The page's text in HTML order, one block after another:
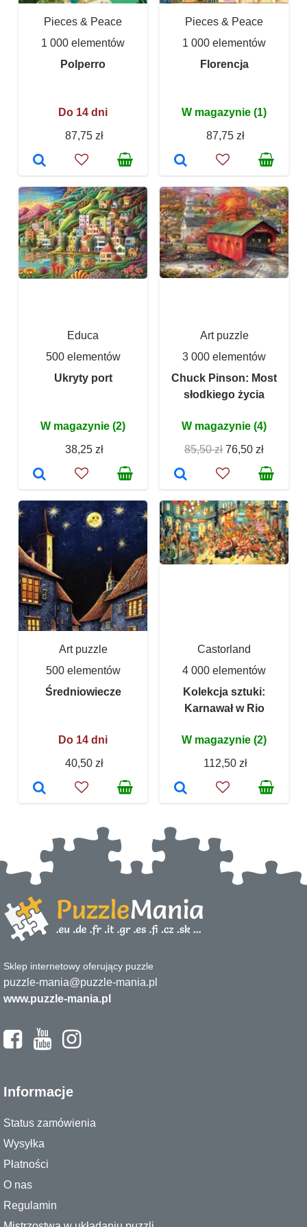
Pieces & Peace
1 000 elementów
Polperro
Do 14 dni
87,75 zł
Pieces & Peace
1 000 elementów
Florencja
W magazynie (1)
87,75 zł
Educa
500 elementów
Ukryty port
W magazynie (2)
38,25 zł
Art puzzle
3 000 elementów
Chuck Pinson: Most
słodkiego życia
W magazynie (4)
85,50 zł 76,50 zł
Art puzzle
500 elementów
Średniowiecze
Do 14 dni
40,50 zł
Castorland
4 000 elementów
Kolekcja sztuki:
Karnawał w Rio
W magazynie (2)
112,50 zł
Sklep internetowy oferujący puzzle
puzzle-mania@puzzle-mania.pl
www.puzzle-mania.pl
Informacje
Status zamówienia
Wysyłka
Płatności
O nas
Regulamin